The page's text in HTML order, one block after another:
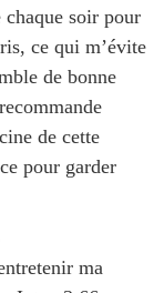
soir pour
ce qui m’évite
de bonne
de cette
pour garder
ma